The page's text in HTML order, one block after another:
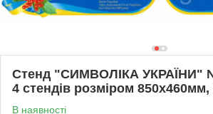
Стенд "СИМВОЛІКА УКРАЇНИ"
4 стендів розміром
В наявності